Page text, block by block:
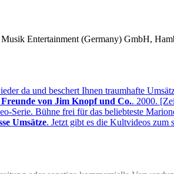
Entertainment (Germany) GmbH,
da und beschert Ihnen traumhafte
von Jim Knopf und Co.. 2000.
Serie. Bühne frei für das beliebteste
Umsätze. Jetzt gibt es die Kultvideos zum